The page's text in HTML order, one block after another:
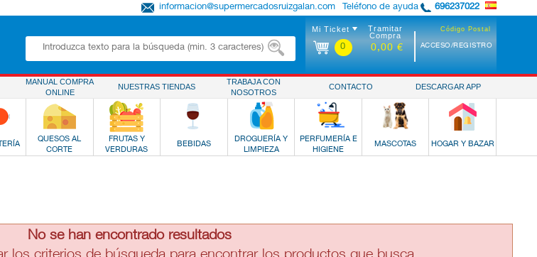
Teléfono de ayuda 696237022
informacion@supermercadosruizgalan.com
Código Postal
ACCESO/REGISTRO
Mi Ticket
0
Tramitar
Compra
0,00 €
MANUAL COMPRA
ONLINE
NUESTRAS TIENDAS
TRABAJA CON
NOSOTROS
CONTACTO DESCARGAR APP
QUESOS AL
CORTE
FRUTAS Y
VERDURAS
BEBIDAS
DROGUERÍA Y
LIMPIEZA
PERFUMERÍA E
HIGIENE
MASCOTAS HOGAR Y BAZAR
No se han encontrado resultados